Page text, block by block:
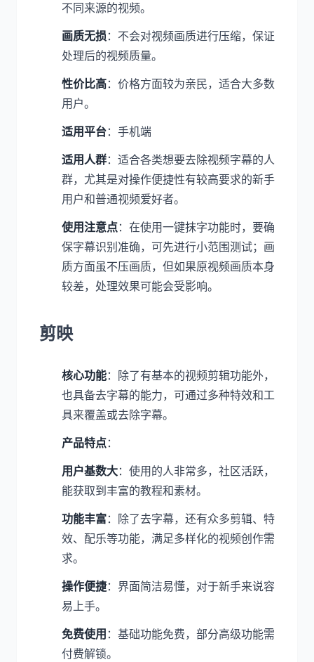
不同来源的视频。
画质无损 ：不会对视频画质进行压缩，保证
处理后的视频质量。
性价比高：价格方面较为亲民，适合大多数
用户。
适用平台：手机端
适用人群：适合各类想要去除视频字幕的人
群，尤其是对操作便捷性有较高要求的新手
用户和普通视频爱好者。
使用注意点：在使用一键抹字功能时，要确
保字幕识别准确，可先进行小范围测试；画
质方面虽不压画质，但如果原视频画质本身
较差，处理效果可能会受影响。
剪映
核心功能：除了有基本的视频剪辑功能外，
也具备去字幕的能力，可通过多种特效和工
具来覆盖或去除字幕。
产品特点：
用户基数大：使用的人非常多，社区活跃，
能获取到丰富的教程和素材。
功能丰富：除了去字幕，还有众多剪辑、特
效、配乐等功能，满足多样化的视频创作需
求。
操作便捷：界面简洁易懂，对于新手来说容
易上手。
免费使用 ：基础功能免费，部分高级功能需
付费解锁。